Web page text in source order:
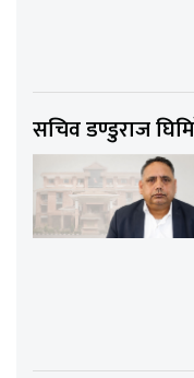
सचिव डण्डुराज